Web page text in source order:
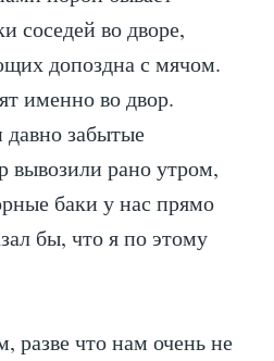
во дворе,
допоздна с мячом.
именно во двор.
забытые
рано утром,
баки у нас прямо
бы, что я по этому
разве что нам очень не